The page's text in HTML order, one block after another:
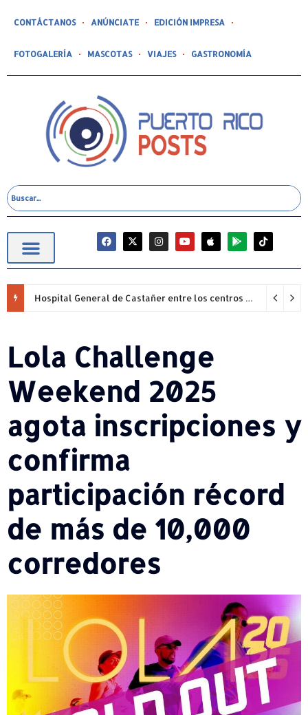
CONTÁCTANOS ANÚNCIATE EDICIÓN IMPRESA
FOTOGALERÍA MASCOTAS VIAJES GASTRONOMÍA
Hospital General de Castañer entre los centros de salud comunitarios con mejor desempeño clínico de Estados Unidos
Lola Challenge
Weekend 2025
agota inscripciones y
confirma
participación récord
de más de 10,000
corredores